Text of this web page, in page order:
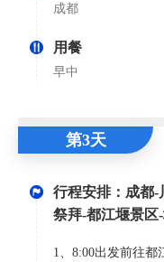
成都
用餐
早中
第3天
行程安排：成都-
祭拜-都江堰景区
1、8:00出发前往都